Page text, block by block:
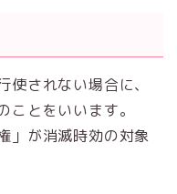
されない場合に、
とをいいます。
」が消滅時効の対象